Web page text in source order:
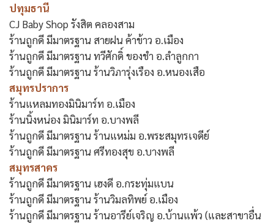
ปทุมธานี
CJ Baby Shop รังสิต คลองสาม
ร้านถูกดี มีมาตรฐาน สายฝน ค้าข้าว อ.เมือง
ร้านถูกดี มีมาตรฐาน ทวีศักดิ์ ของชำ อ.ลำลูกกา
ร้านถูกดี มีมาตรฐาน ร้านวิภารุ่งเรือง อ.หนองเสือ
สมุทรปราการ
ร้านแหลมทองมินิมาร์ท อ.เมือง
ร้านนิ้งหน่อง มินิมาร์ท​ อ.บางพลี
ร้านถูกดี มีมาตรฐาน ​ร้านแหม่ม อ.พระสมุทรเจดีย์
ร้านถูกดี มีมาตรฐาน ศรีทองสุข อ.บางพลี
สมุทรสาคร
ร้านถูกดี มีมาตรฐาน เฮงดี อ.กระทุ่มแบน
ร้านถูกดี มีมาตรฐาน ร้านวิมลทิพย์ อ.เมือง
ร้านถูกดี มีมาตรฐาน ร้านอารีย์เจริญ อ.บ้านแพ้ว (และสาขาอื่น